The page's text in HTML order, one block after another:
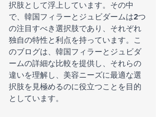
択肢として浮上しています。その中
で、韓国フィラーとジュビダームは2つ
の注目すべき選択肢であり、それぞれ
独自の特性と利点を持っています。こ
のブログは、韓国フィラーとジュビダ
ームの詳細な比較を提供し、それらの
違いを理解し、美容ニーズに最適な選
択肢を見極めるのに役立つことを目的
としています。